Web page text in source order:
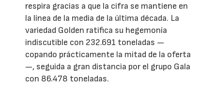
respira gracias a que la cifra se mantiene en
la línea de la media de la última década. La
variedad Golden ratifica su hegemonía
indiscutible con 232.691 toneladas —
copando prácticamente la mitad de la oferta
—, seguida a gran distancia por el grupo Gala
con 86.478 toneladas.